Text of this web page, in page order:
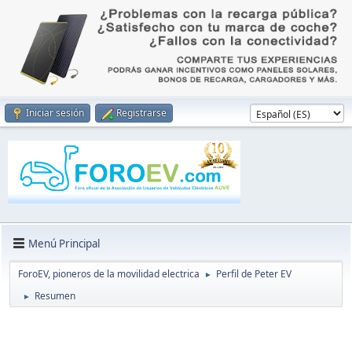
Iniciar sesión Registrarse
Menú Principal
ForoEV, pioneros de la movilidad electrica ► Perfil de Peter EV
► Resumen